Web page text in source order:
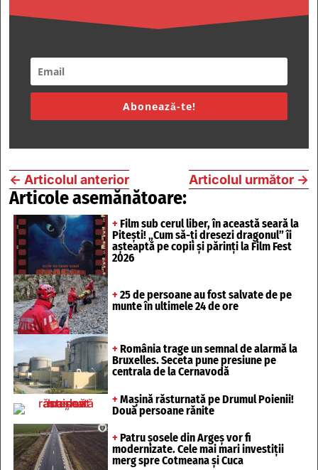
Abonează-te!
← Articolul anterior Articolul următor →
Articole asemănătoare:
+ Film sub cerul liber, în această seară la
Pitești! „Cum să-ți dresezi dragonul” îi
așteaptă pe copii și părinți la Film Fest
2026
+ 25 de persoane au fost salvate de pe
munte în ultimele 24 de ore
+ România trage un semnal de alarmă la
Bruxelles. Seceta pune presiune pe
centrala de la Cernavodă
+ Mașină răsturnată pe Drumul Poienii!
Două persoane rănite
+ Patru șosele din Argeș vor fi
modernizate. Cele mai mari investiții
merg spre Cotmeana și Cuca